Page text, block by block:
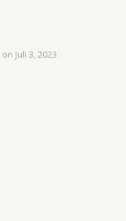
on Juli 3, 2023